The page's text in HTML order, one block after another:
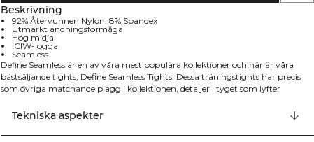
Beskrivning
92% Återvunnen Nylon, 8% Spandex
Utmärkt andningsförmåga
Hög midja
ICIW-logga
Seamless
Define Seamless är en av våra mest populära kollektioner och här är våra
bästsäljande tights, Define Seamless Tights. Dessa träningstights har precis
som övriga matchande plagg i kollektionen, detaljer i tyget som lyfter
håller tightsen på plats under träningspasset. På den nedre delen av benen är
de stickade i en mesh-stickning som gör plagget luftigare. Hela vår Define
kollektion är framtagen för gym-träning men kan givetvis användas till alla
Tekniska aspekter